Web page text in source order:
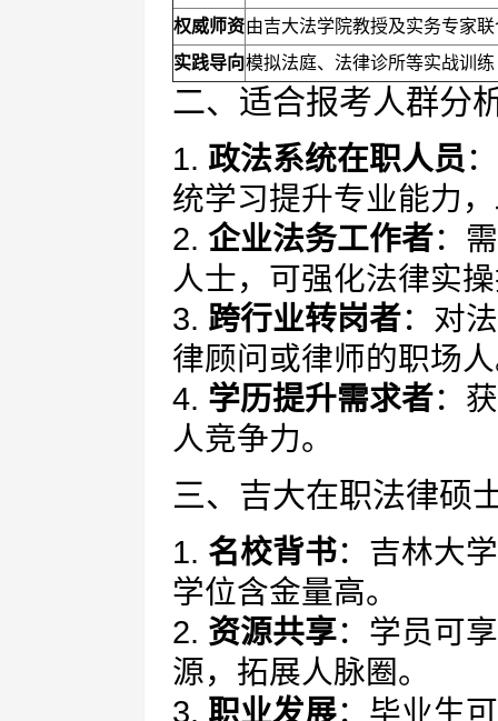
权威师资由吉大法学院教授及实务专家
实践导向模拟法庭、法律诊所等实战训练
二、适合报考人群分
1. 政法系统在职人员
统学习提升专业能力
2. 企业法务工作者：
人士，可强化法律实
3. 跨行业转岗者：对
律顾问或律师的职场
4. 学历提升需求者：
人竞争力。
三、吉大在职法律硕
1. 名校背书：吉林大
学位含金量高。
2. 资源共享：学员可
源，拓展人脉圈。
3. 职业发展：毕业生